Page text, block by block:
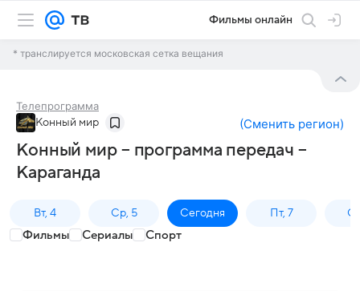
Фильмы онлайн
* транслируется московская сетка вещания
Телепрограмма
Конный мир (Сменить регион)
Конный мир – программа передач –
Караганда
Вт, 4 Ср, 5 Сегодня Пт, 7
Фильмы Сериалы Спорт